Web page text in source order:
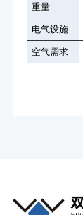
重量
电气设施
空气需求